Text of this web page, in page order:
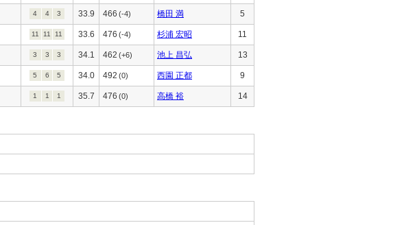
4 4 3 33.9 466 (-4) 橋田 満 5
11 11 11 33.6 476 (-4) 杉浦 宏昭 11
3 3 3 34.1 462 (+6) 池上 昌弘 13
5 6 5 34.0 492 (0) 西園 正都 9
1 1 1 35.7 476 (0) 高橋 裕 14